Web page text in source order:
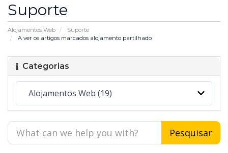
Suporte
Alojamentos Web
Suporte
A ver os artigos marcados alojamento partilhado
Categorias